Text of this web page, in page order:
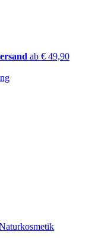
ab € 49,90